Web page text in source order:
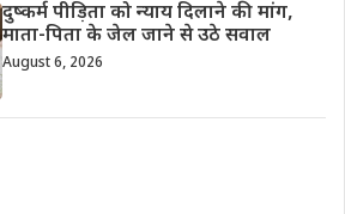
दुष्कर्म पीड़िता को न्याय दिलाने की मांग,
माता-पिता के जेल जाने से उठे सवाल
August 6, 2026